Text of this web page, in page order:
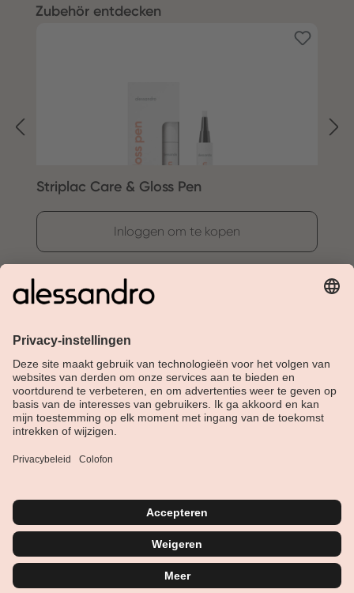
Productgalerij overslaan
Zubehör entdecken
Striplac Care & Gloss Pen
Inloggen om te kopen
Over Alessandro
Shop
Nederlands